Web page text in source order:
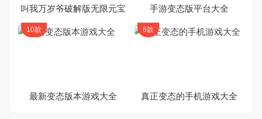
叫我万岁爷破解版无限元宝 手游变态版平台大全
最新变态版本游戏大全
10款
真正变态的手机游戏大全
6款